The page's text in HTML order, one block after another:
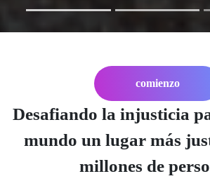
comienzo
Desafiando la injusticia
mundo un lugar más
millones de